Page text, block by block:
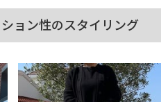
ョン性のスタイリング